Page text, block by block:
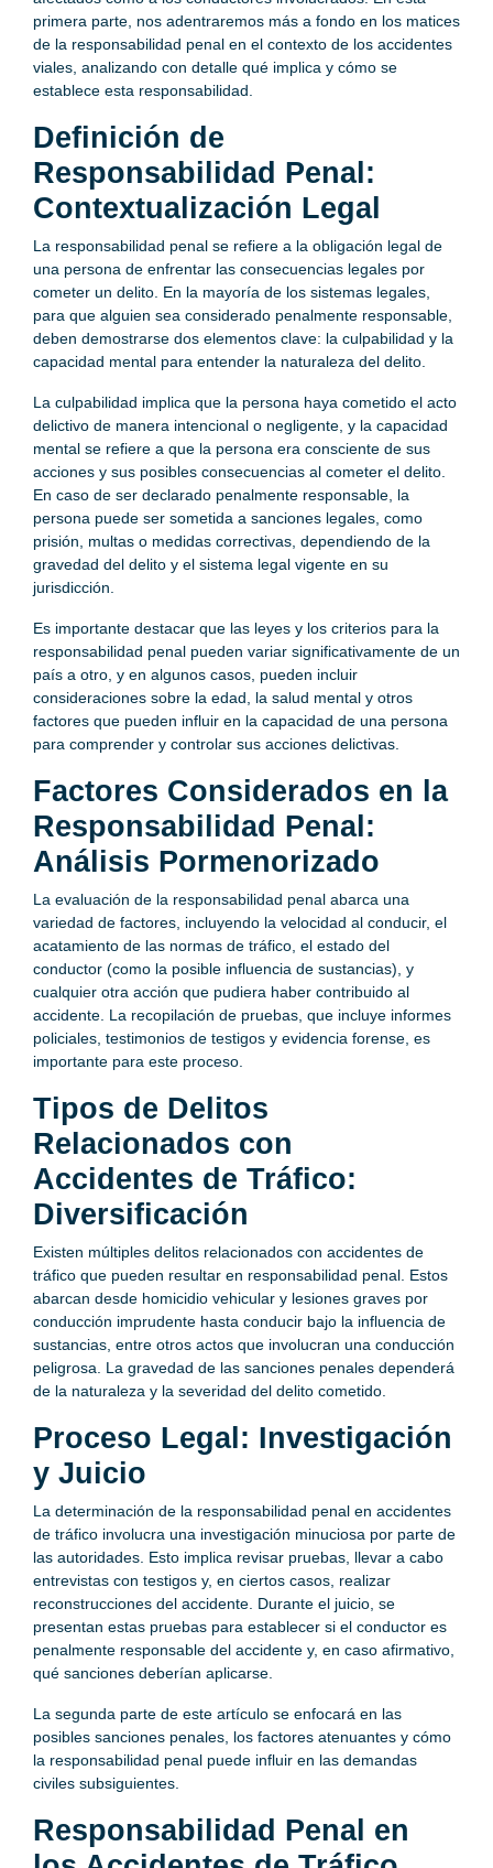
primera parte, nos adentraremos más a fondo en los matices
de la responsabilidad penal en el contexto de los accidentes
viales, analizando con detalle qué implica y cómo se
establece esta responsabilidad.
Definición de
Responsabilidad Penal:
Contextualización Legal
La responsabilidad penal se refiere a la obligación legal de
una persona de enfrentar las consecuencias legales por
cometer un delito. En la mayoría de los sistemas legales,
para que alguien sea considerado penalmente responsable,
deben demostrarse dos elementos clave: la culpabilidad y la
capacidad mental para entender la naturaleza del delito.
La culpabilidad implica que la persona haya cometido el acto
delictivo de manera intencional o negligente, y la capacidad
mental se refiere a que la persona era consciente de sus
acciones y sus posibles consecuencias al cometer el delito.
En caso de ser declarado penalmente responsable, la
persona puede ser sometida a sanciones legales, como
prisión, multas o medidas correctivas, dependiendo de la
gravedad del delito y el sistema legal vigente en su
jurisdicción.
Es importante destacar que las leyes y los criterios para la
responsabilidad penal pueden variar significativamente de un
país a otro, y en algunos casos, pueden incluir
consideraciones sobre la edad, la salud mental y otros
factores que pueden influir en la capacidad de una persona
para comprender y controlar sus acciones delictivas.
Factores Considerados en la
Responsabilidad Penal:
Análisis Pormenorizado
La evaluación de la responsabilidad penal abarca una
variedad de factores, incluyendo la velocidad al conducir, el
acatamiento de las normas de tráfico, el estado del
conductor (como la posible influencia de sustancias), y
cualquier otra acción que pudiera haber contribuido al
accidente. La recopilación de pruebas, que incluye informes
policiales, testimonios de testigos y evidencia forense, es
importante para este proceso.
Tipos de Delitos
Relacionados con
Accidentes de Tráfico:
Diversificación
Existen múltiples delitos relacionados con accidentes de
tráfico que pueden resultar en responsabilidad penal. Estos
abarcan desde homicidio vehicular y lesiones graves por
conducción imprudente hasta conducir bajo la influencia de
sustancias, entre otros actos que involucran una conducción
peligrosa. La gravedad de las sanciones penales dependerá
de la naturaleza y la severidad del delito cometido.
Proceso Legal: Investigación
y Juicio
La determinación de la responsabilidad penal en accidentes
de tráfico involucra una investigación minuciosa por parte de
las autoridades. Esto implica revisar pruebas, llevar a cabo
entrevistas con testigos y, en ciertos casos, realizar
reconstrucciones del accidente. Durante el juicio, se
presentan estas pruebas para establecer si el conductor es
penalmente responsable del accidente y, en caso afirmativo,
qué sanciones deberían aplicarse.
La segunda parte de este artículo se enfocará en las
posibles sanciones penales, los factores atenuantes y cómo
la responsabilidad penal puede influir en las demandas
civiles subsiguientes.
Responsabilidad Penal en